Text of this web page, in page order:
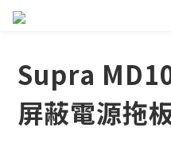
Supra
屏蔽電源拖